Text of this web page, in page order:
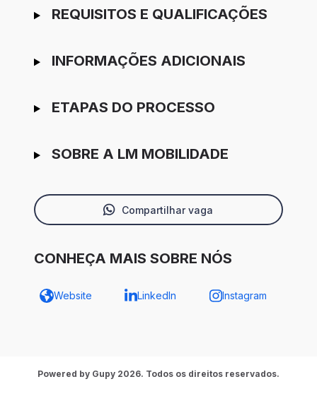
REQUISITOS E QUALIFICAÇÕES
INFORMAÇÕES ADICIONAIS
ETAPAS DO PROCESSO
SOBRE A LM MOBILIDADE
Compartilhar vaga
CONHEÇA MAIS SOBRE NÓS
Website LinkedIn Instagram
Powered by Gupy 2026. Todos os direitos reservados.